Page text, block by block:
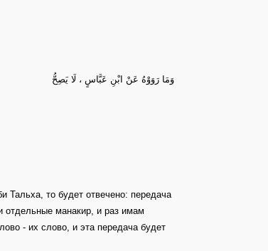
وَمَا رَوَوْهُ عَنْ ابْنِ عَبَّاسٍ ، لَا يَصِحُّ
Тальха, то будет отвечено: передача
отдельные манакир, и раз имам
- их слово, и эта передача будет